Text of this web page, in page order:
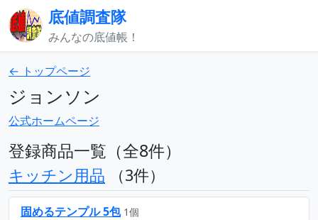
底値調査隊
みんなの底値帳！
← トップページ
ジョンソン
公式ホームページ
登録商品一覧（全8件）
キッチン用品 （3件）
固めるテンプル 5包 1個